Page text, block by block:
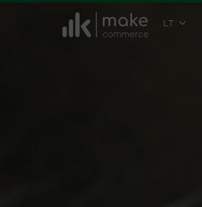
LT